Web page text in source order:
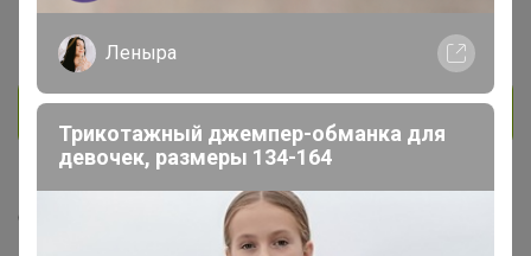
В клубе с 25 апреля 2014 г.
Скопировать ссылку
Леныра
Трикотажный джемпер-обманка для
девочек, размеры 134-164